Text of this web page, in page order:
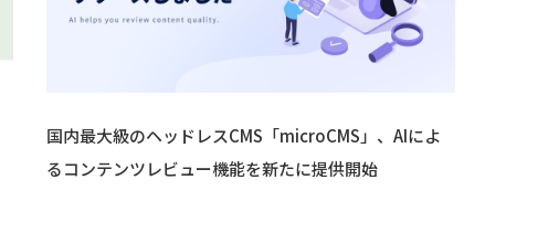
国内最大級のヘッドレスCMS「microCMS」、AIによ
るコンテンツレビュー機能を新たに提供開始